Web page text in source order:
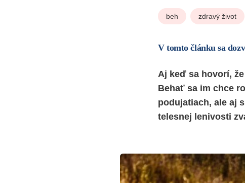
beh zdravý život
V tomto článku sa
Aj keď sa hovorí,
Behať sa im chce
podujatiach, ale aj
telesnej lenivosti